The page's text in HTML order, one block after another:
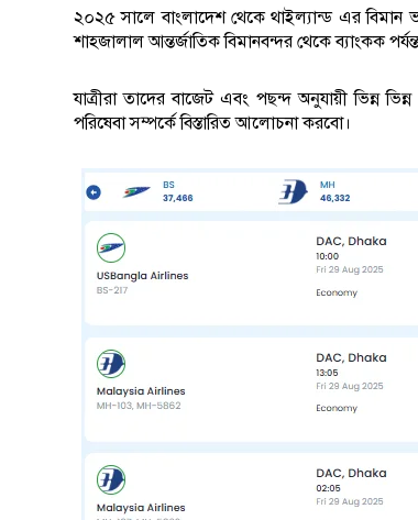
২০২৫ সালে বাংলাদেশ থেকে থাইল্যান্ড এর
শাহজালাল আন্তর্জাতিক বিমানবন্দর থেকে ব্যাংকক
যাত্রীরা তাদের বাজেট এবং পছন্দ অনুযায়ী ভিন্ন
পরিষেবা সম্পর্কে বিস্তারিত আলোচনা করবো।